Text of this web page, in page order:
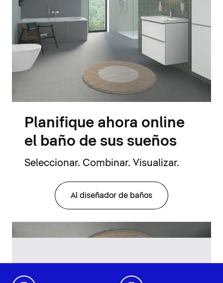
Planifique ahora online
el baño de sus sueños
Seleccionar. Combinar. Visualizar.
Al diseñador de baños